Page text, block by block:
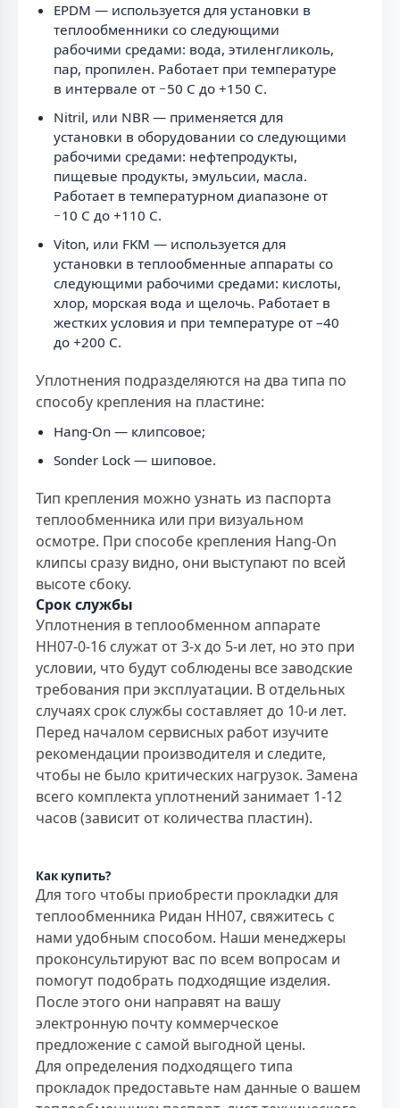
EPDM — используется для установки в
теплообменники со следующими
рабочими средами: вода, этиленгликоль,
пар, пропилен. Работает при температуре
в интервале от −50 C до +150 C.
Nitril, или NBR — применяется для
установки в оборудовании со следующими
рабочими средами: нефтепродукты,
пищевые продукты, эмульсии, масла.
Работает в температурном диапазоне от
−10 C до +110 C.
Viton, или FKM — используется для
установки в теплообменные аппараты со
следующими рабочими средами: кислоты,
хлор, морская вода и щелочь. Работает в
жестких условия и при температуре от –40
до +200 C.
Уплотнения подразделяются на два типа по
способу крепления на пластине:
Hang-On — клипсовое;
Sonder Lock — шиповое.
Тип крепления можно узнать из паспорта
теплообменника или при визуальном
осмотре. При способе крепления Hang-On
клипсы сразу видно, они выступают по всей
высоте сбоку.
Срок службы
Уплотнения в теплообменном аппарате
НН07-0-16 служат от 3-х до 5-и лет, но это при
условии, что будут соблюдены все заводские
требования при эксплуатации. В отдельных
случаях срок службы составляет до 10-и лет.
Перед началом сервисных работ изучите
рекомендации производителя и следите,
чтобы не было критических нагрузок. Замена
всего комплекта уплотнений занимает 1-12
часов (зависит от количества пластин).
Как купить?
Для того чтобы приобрести прокладки для
теплообменника Ридан НН07, свяжитесь с
нами удобным способом. Наши менеджеры
проконсультируют вас по всем вопросам и
помогут подобрать подходящие изделия.
После этого они направят на вашу
электронную почту коммерческое
предложение с самой выгодной цены.
Для определения подходящего типа
прокладок предоставьте нам данные о вашем